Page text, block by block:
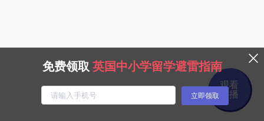
观看
回播
免费领取 英国中小学留学避雷指南
立即领取